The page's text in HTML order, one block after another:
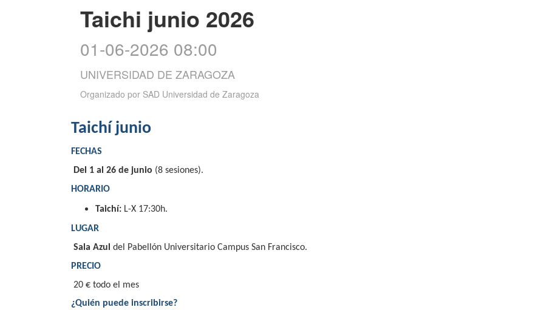
Taichi junio 2026
01-06-2026 08:00
UNIVERSIDAD DE ZARAGOZA
Organizado por SAD Universidad de Zaragoza
Taichí junio
FECHAS
Del 1 al 26 de junio (8 sesiones).
HORARIO
Taichí: L-X 17:30h.
LUGAR
Sala Azul del Pabellón Universitario Campus San Francisco.
PRECIO
20 € todo el mes
¿Quién puede inscribirse?